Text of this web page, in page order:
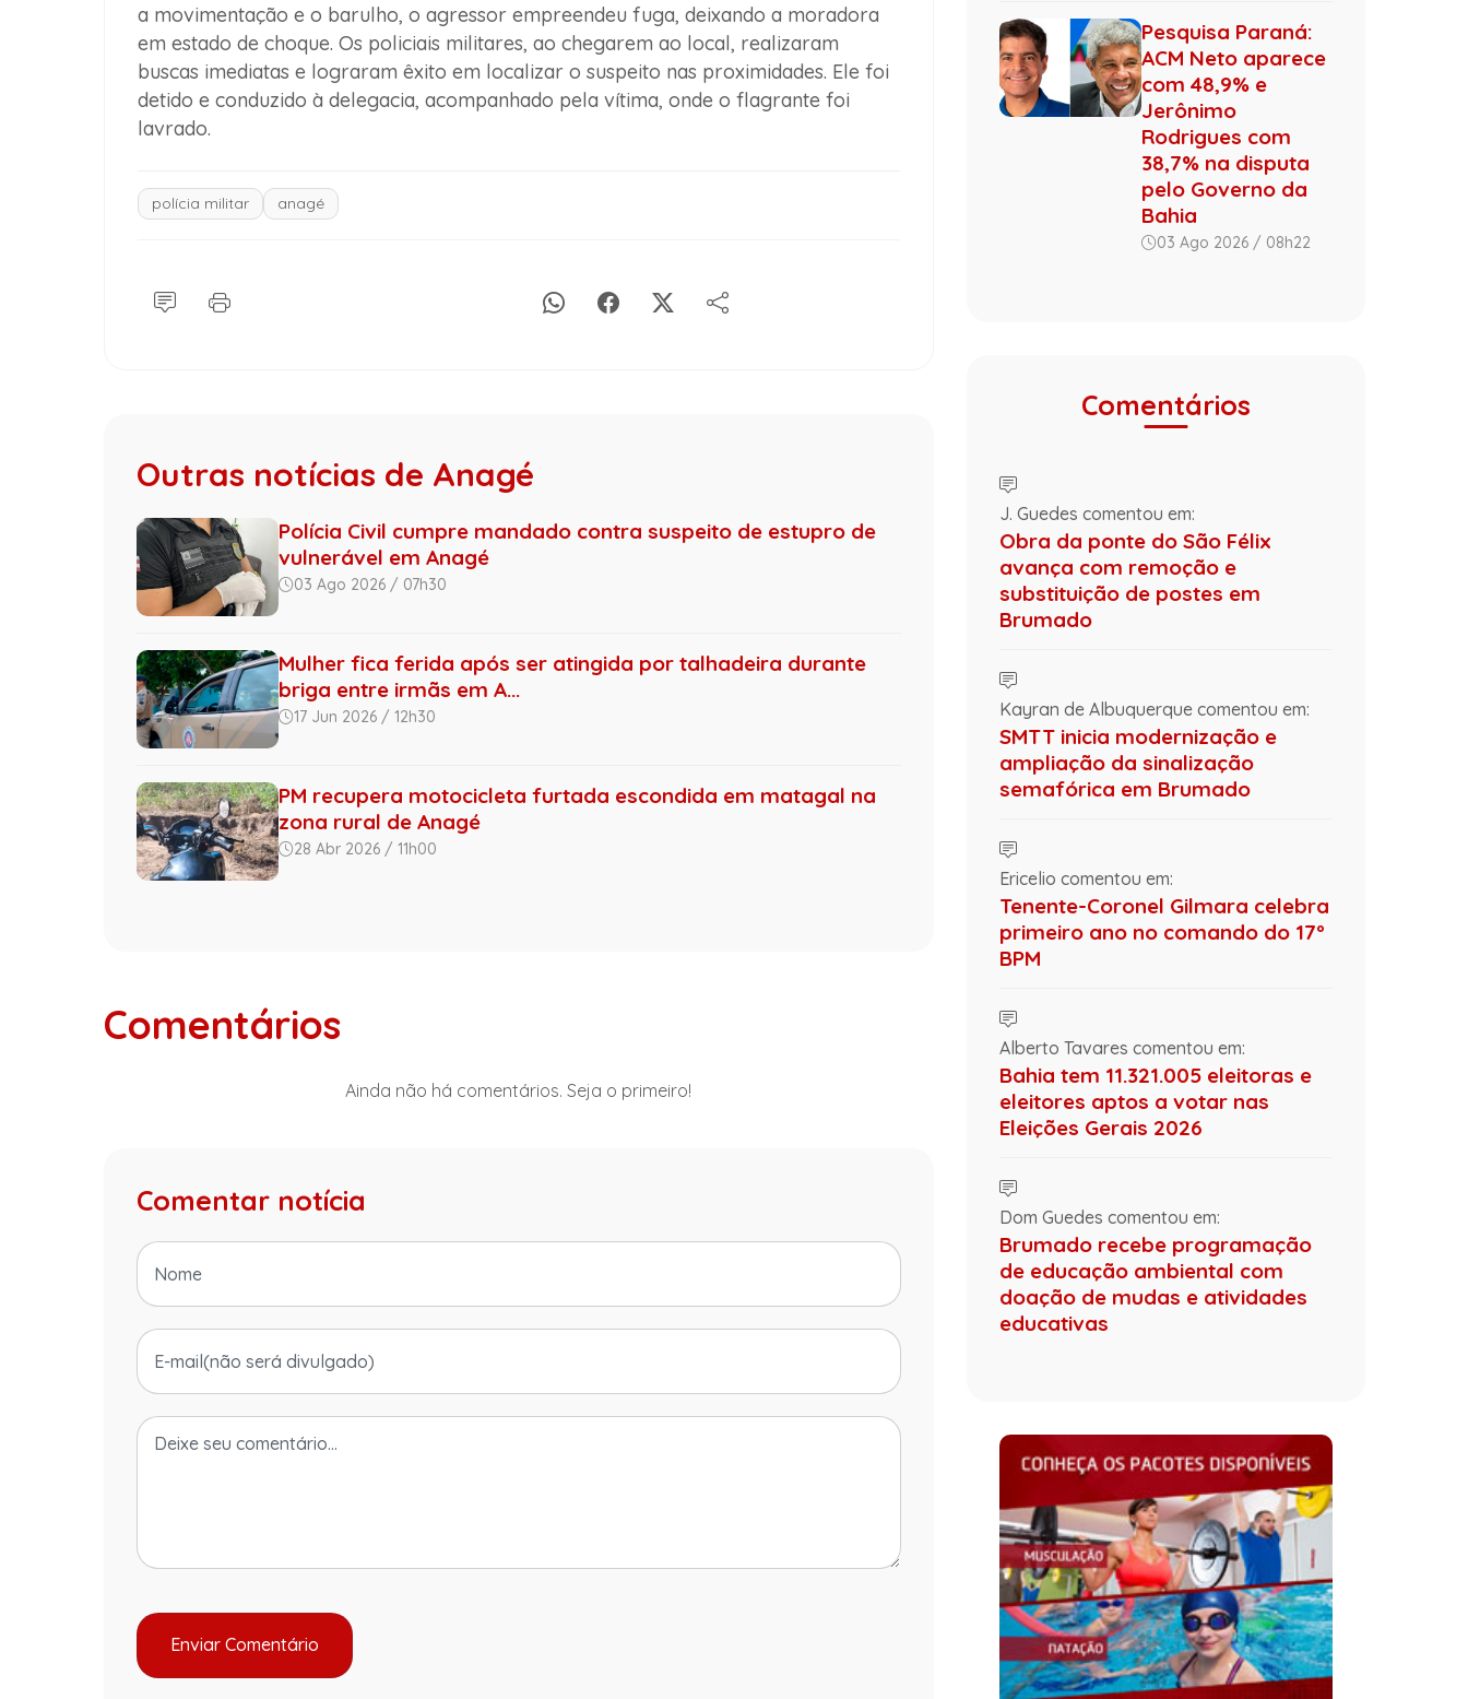
a movimentação e o barulho, o agressor empreendeu fuga, deixando a moradora
em estado de choque. Os policiais militares, ao chegarem ao local, realizaram
buscas imediatas e lograram êxito em localizar o suspeito nas proximidades. Ele foi
detido e conduzido à delegacia, acompanhado pela vítima, onde o flagrante foi
lavrado.
polícia militar anagé
Outras notícias de Anagé
Polícia Civil cumpre mandado contra suspeito de estupro de
vulnerável em Anagé
03 Ago 2026 / 07h30
Mulher fica ferida após ser atingida por talhadeira durante
briga entre irmãs em A...
17 Jun 2026 / 12h30
PM recupera motocicleta furtada escondida em matagal na
zona rural de Anagé
28 Abr 2026 / 11h00
Comentários
Ainda não há comentários. Seja o primeiro!
Comentar notícia
Pesquisa Paraná:
ACM Neto aparece
com 48,9% e
Jerônimo
Rodrigues com
38,7% na disputa
pelo Governo da
Bahia
03 Ago 2026 / 08h22
Comentários
J. Guedes comentou em:
Obra da ponte do São Félix
avança com remoção e
substituição de postes em
Brumado
Kayran de Albuquerque comentou em:
SMTT inicia modernização e
ampliação da sinalização
semafórica em Brumado
Ericelio comentou em:
Tenente-Coronel Gilmara celebra
primeiro ano no comando do 17º
BPM
Alberto Tavares comentou em:
Bahia tem 11.321.005 eleitoras e
eleitores aptos a votar nas
Eleições Gerais 2026
Dom Guedes comentou em:
Brumado recebe programação
de educação ambiental com
doação de mudas e atividades
educativas